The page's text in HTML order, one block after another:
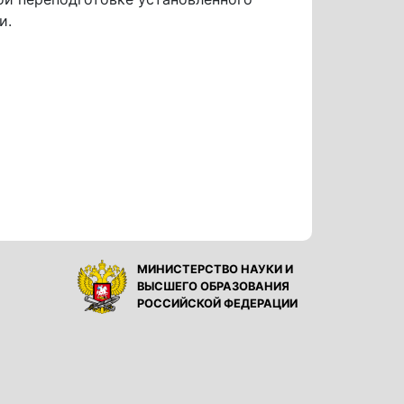
МИНИСТЕРСТВО НАУКИ И
ВЫСШЕГО ОБРАЗОВАНИЯ
РОССИЙСКОЙ ФЕДЕРАЦИИ